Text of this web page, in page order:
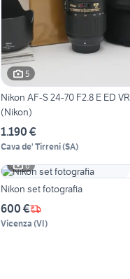
5
Nikon AF-S 24-70 F2.8 E ED VR
(Nikon)
1.190 €
Cava de' Tirreni(SA)
6
Nikon set fotografia
600 €
Vicenza (VI)